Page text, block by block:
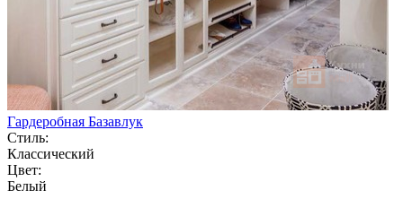
Гардеробная Базавлук
Стиль:
Классический
Цвет:
Белый